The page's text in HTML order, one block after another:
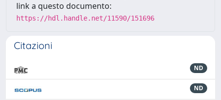
link a questo documento:
https://hdl.handle.net/11590/151696
Citazioni
ND
ND